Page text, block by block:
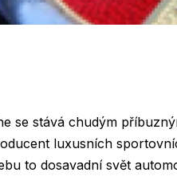
se stává chudým
luxusních
to dosavadní svět